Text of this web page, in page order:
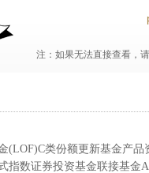
注：如果无法直接查看，
(LOF)C类份额更新基金产品
指数证券投资基金联接基金